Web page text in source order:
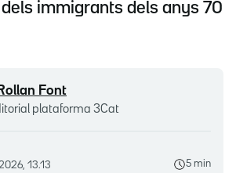
immigrants dels anys 70
Font
plataforma 3Cat
13.13 5 min